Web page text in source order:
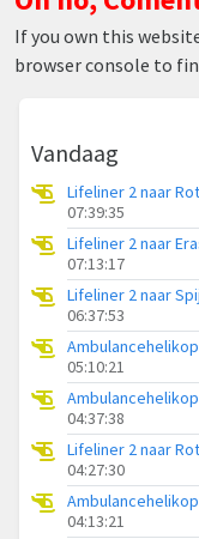
If you own this
browser console to
Vandaag
Lifeliner 2 naar
07:39:35
Lifeliner 2 naar
07:13:17
Lifeliner 2 naar
06:37:53
05:10:21
04:37:38
Lifeliner 2 naar
04:27:30
04:13:21